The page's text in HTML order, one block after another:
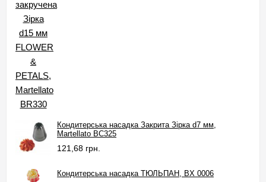
Кондитерська насадка Закрита Зірка d7 мм,
Martellato BC325
121,68 грн.
Кондитерська насадка ТЮЛЬПАН, BX 0006